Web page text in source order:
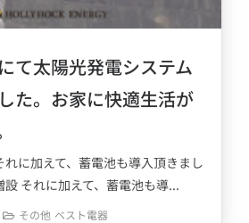
て太陽光発電システム
た。お家に快適生活が
に加えて、蓄電池も導入頂きまし
それに加えて、蓄電池も導...
その他 ベスト電器